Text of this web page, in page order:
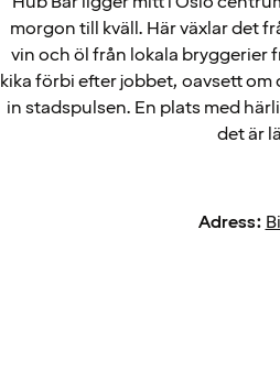
morgon till kväll. Här växlar det
vin och öl från lokala bryggerier
kika förbi efter jobbet, oavsett om
in stadspulsen. En plats med
det är
Adress: